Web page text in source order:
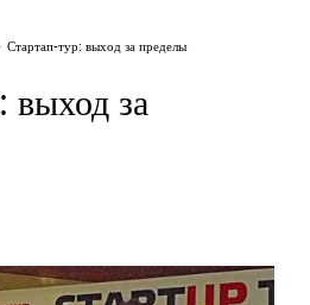
Стартап-тур: выход за пределы
выход за